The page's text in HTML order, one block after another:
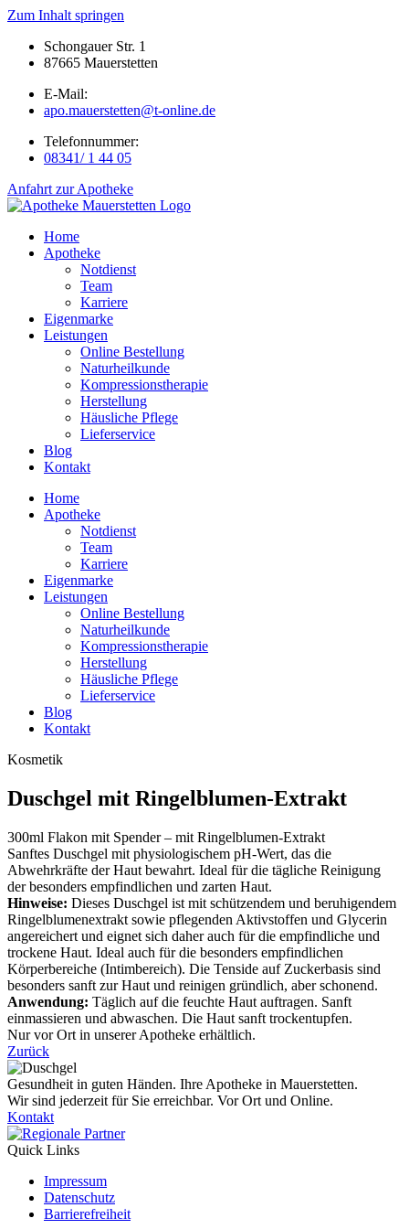
Zum Inhalt springen
Schongauer Str. 1
87665 Mauerstetten
E-Mail:
apo.mauerstetten@t-online.de
Telefonnummer:
08341/ 1 44 05
Anfahrt zur Apotheke
Home
Apotheke
Notdienst
Team
Karriere
Eigenmarke
Leistungen
Online Bestellung
Naturheilkunde
Kompressionstherapie
Herstellung
Häusliche Pflege
Lieferservice
Blog
Kontakt
Home
Apotheke
Notdienst
Team
Karriere
Eigenmarke
Leistungen
Online Bestellung
Naturheilkunde
Kompressionstherapie
Herstellung
Häusliche Pflege
Lieferservice
Blog
Kontakt
Kosmetik
Duschgel mit Ringelblumen-Extrakt
300ml Flakon mit Spender – mit Ringelblumen-Extrakt
Sanftes Duschgel mit physiologischem pH-Wert, das die
Abwehrkräfte der Haut bewahrt. Ideal für die tägliche Reinigung
der besonders empfindlichen und zarten Haut.
Hinweise: Dieses Duschgel ist mit schützendem und beruhigendem
Ringelblumenextrakt sowie pflegenden Aktivstoffen und Glycerin
angereichert und eignet sich daher auch für die empfindliche und
trockene Haut. Ideal auch für die besonders empfindlichen
Körperbereiche (Intimbereich). Die Tenside auf Zuckerbasis sind
besonders sanft zur Haut und reinigen gründlich, aber schonend.
Anwendung: Täglich auf die feuchte Haut auftragen. Sanft
einmassieren und abwaschen. Die Haut sanft trockentupfen.
Nur vor Ort in unserer Apotheke erhältlich.
Zurück
Gesundheit in guten Händen. Ihre Apotheke in Mauerstetten.
Wir sind jederzeit für Sie erreichbar. Vor Ort und Online.
Kontakt
Quick Links
Impressum
Datenschutz
Barrierefreiheit